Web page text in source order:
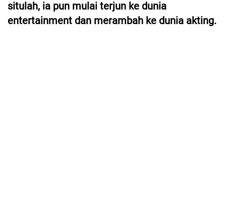
situlah, ia pun mulai terjun ke dunia
entertainment dan merambah ke dunia akting.